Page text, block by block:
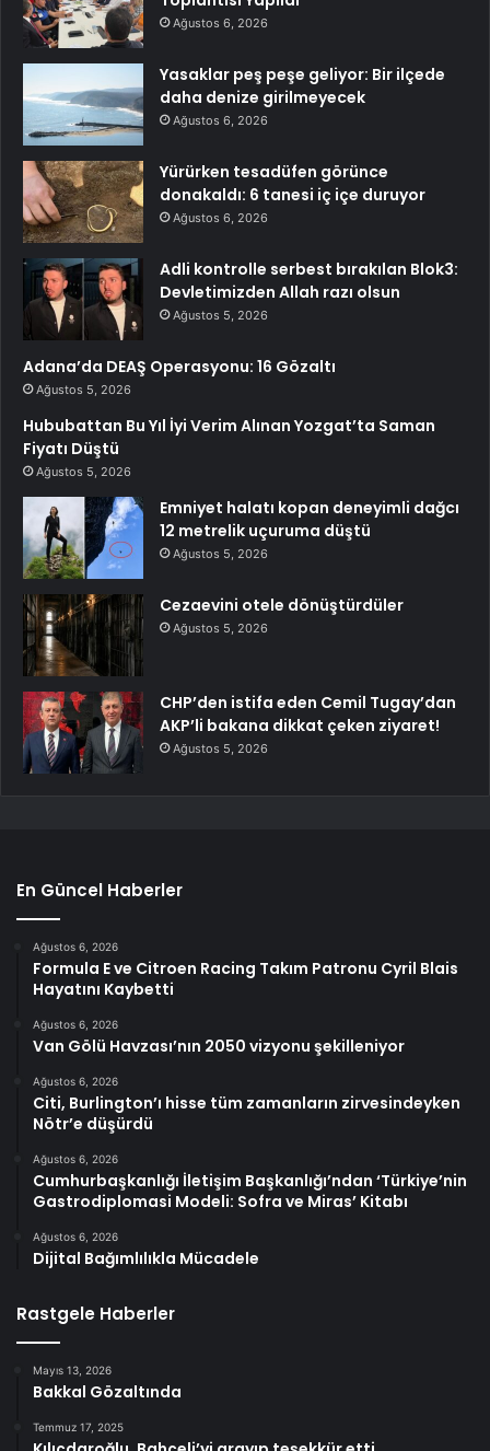
Ağustos 6, 2026
Yasaklar peş peşe geliyor: Bir ilçede
daha denize girilmeyecek
Ağustos 6, 2026
Yürürken tesadüfen görünce
donakaldı: 6 tanesi iç içe duruyor
Ağustos 6, 2026
Adli kontrolle serbest bırakılan Blok3:
Devletimizden Allah razı olsun
Ağustos 5, 2026
Adana’da DEAŞ Operasyonu: 16 Gözaltı
Ağustos 5, 2026
Hububattan Bu Yıl İyi Verim Alınan Yozgat’ta Saman
Fiyatı Düştü
Ağustos 5, 2026
Emniyet halatı kopan deneyimli dağcı
12 metrelik uçuruma düştü
Ağustos 5, 2026
Cezaevini otele dönüştürdüler
Ağustos 5, 2026
CHP’den istifa eden Cemil Tugay’dan
AKP’li bakana dikkat çeken ziyaret!
Ağustos 5, 2026
En Güncel Haberler
Ağustos 6, 2026
Formula E ve Citroen Racing Takım Patronu Cyril Blais
Hayatını Kaybetti
Ağustos 6, 2026
Van Gölü Havzası’nın 2050 vizyonu şekilleniyor
Ağustos 6, 2026
Citi, Burlington’ı hisse tüm zamanların zirvesindeyken
Nötr’e düşürdü
Ağustos 6, 2026
Cumhurbaşkanlığı İletişim Başkanlığı’ndan ‘Türkiye’nin
Gastrodiplomasi Modeli: Sofra ve Miras’ Kitabı
Ağustos 6, 2026
Dijital Bağımlılıkla Mücadele
Rastgele Haberler
Mayıs 13, 2026
Bakkal Gözaltında
Temmuz 17, 2025